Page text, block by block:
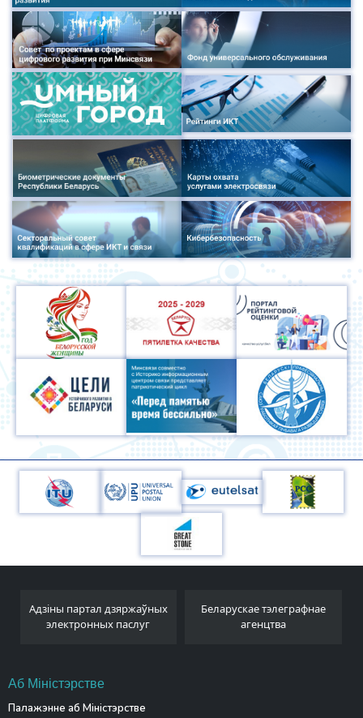
Адзіны партал дзяржаўных
электронных паслуг
Беларускае тэлеграфнае
агенцтва
Аб Міністэрстве
Палажэнне аб Міністэрстве